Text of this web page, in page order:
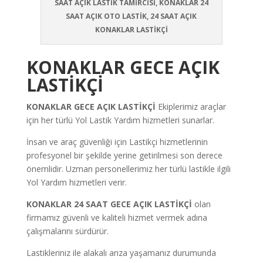
SAAT AÇIK LASTİK TAMİRCİSİ, KONAKLAR 24
SAAT AÇIK OTO LASTİK, 24 SAAT AÇIK
KONAKLAR LASTİKÇİ
KONAKLAR GECE AÇIK
LASTİKÇİ
KONAKLAR GECE AÇIK LASTİKÇİ Ekiplerimiz araçlar
için her türlü Yol Lastik Yardım hizmetleri sunarlar.
İnsan ve araç güvenliği için Lastikçi hizmetlerinin
profesyonel bir şekilde yerine getirilmesi son derece
önemlidir. Uzman personellerimiz her türlü lastikle ilgili
Yol Yardım hizmetleri verir.
KONAKLAR 24 SAAT GECE AÇIK LASTİKÇİ olan
firmamız güvenli ve kaliteli hizmet vermek adına
çalışmalarını sürdürür.
Lastikleriniz ile alakalı arıza yaşamanız durumunda